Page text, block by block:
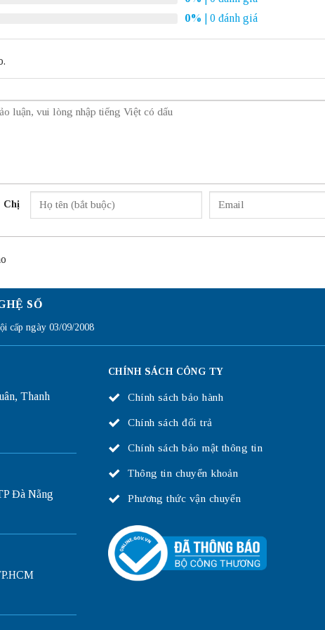
0% | 0 đánh giá
Chị
SỐ
cấp ngày 03/09/2008
Thanh
Đà Nẵng
CHÍNH SÁCH CÔNG TY
Chính sách bảo hành
Chính sách đổi trả
Chính sách bảo mật thông tin
Thông tin chuyển khoản
Phương thức vận chuyển